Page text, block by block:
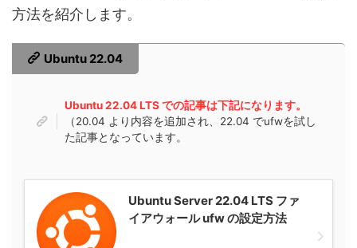
方法を紹介します。
Ubuntu 22.04
Ubuntu 22.04 LTS での記事は下記になります。
（20.04 より内容を追加され、22.04 でufwを試し
た記事となっています。
Ubuntu Server 22.04 LTS ファ
イアウォール ufw の設定方法